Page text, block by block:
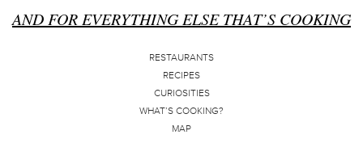
AND FOR EVERYTHING ELSE THAT’S COOKING
RESTAURANTS
RECIPES
CURIOSITIES
WHAT’S COOKING?
MAP